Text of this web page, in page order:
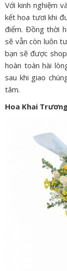
Với kinh nghiệm
kết hoa tươi khi
điểm. Đồng thời
sẽ vẫn còn luôn
bạn sẽ được
hoàn toàn hài
sau khi giao
tâm.
Hoa Khai